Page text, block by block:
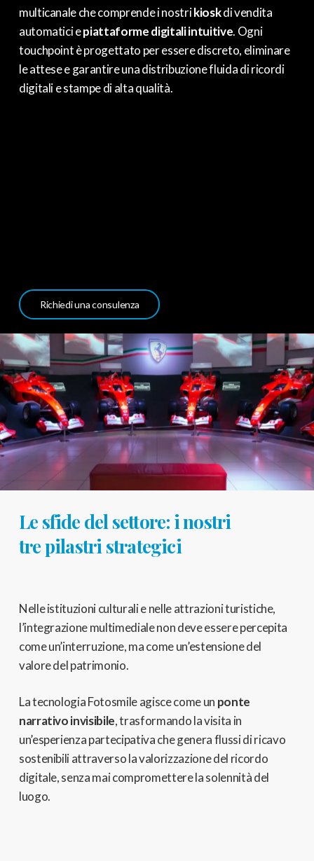
multicanale che comprende i nostrikioskdi vendita
automatici epiattaforme digitali intuitive. Ogni
touchpoint è progettato per essere discreto, eliminare
le attese e garantire una distribuzione fluida di ricordi
digitali e stampe di alta qualità.
Richiedi una consulenza
Le sfide del settore: i nostri
tre pilastri strategici
Nelle istituzioni culturali e nelle attrazioni turistiche,
l’integrazione multimediale non deve essere percepita
come un’interruzione,ma come un’estensione del
valore del patrimonio.
La tecnologia Fotosmile agisce come un ponte
narrativo invisibile,trasformando la visita in
un’esperienza partecipativa che genera flussi di ricavo
sostenibili attraverso la valorizzazione del ricordo
digitale,senza mai compromettere la solennità del
luogo.